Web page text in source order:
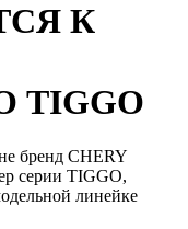
К
бренд CHERY
серии TIGGO,
линейке